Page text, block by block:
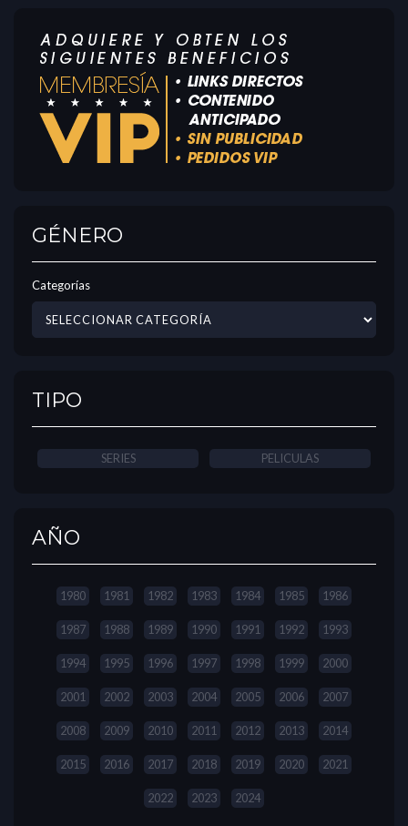
GÉNERO
Categorías
TIPO
SERIES PELICULAS
AÑO
1980 1981 1982 1983 1984 1985 1986
1987 1988 1989 1990 1991 1992 1993
1994 1995 1996 1997 1998 1999 2000
2001 2002 2003 2004 2005 2006 2007
2008 2009 2010 2011 2012 2013 2014
2015 2016 2017 2018 2019 2020 2021
2022 2023 2024